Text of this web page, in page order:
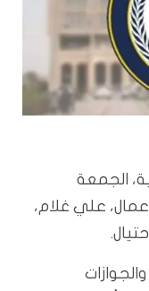
الجمعة
الاعمال، علي غلام،